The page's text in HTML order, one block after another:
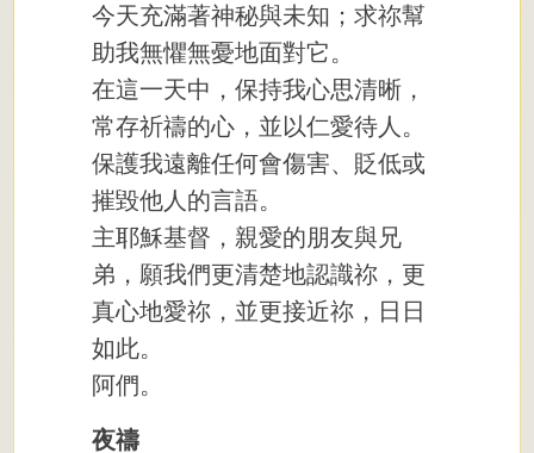
今天充滿著神秘與未知；求祢幫
助我無懼無憂地面對它。
在這一天中，保持我心思清晰，
常存祈禱的心，並以仁愛待人。
保護我遠離任何會傷害、貶低或
摧毀他人的言語。
主耶穌基督，親愛的朋友與兄
弟，願我們更清楚地認識祢，更
真心地愛祢，並更接近祢，日日
如此。
阿們。
夜禱